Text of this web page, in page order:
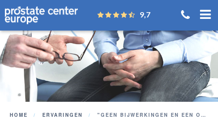
9,7
HOME ERVARINGEN "GEEN BIJWERKINGEN EN EEN ONMEETBAAR PSA"